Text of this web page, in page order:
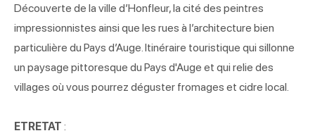
Découverte de la ville d’Honfleur, la cité des peintres
impressionnistes ainsi que les rues à l’architecture bien
particulière du Pays d’Auge. Itinéraire touristique qui sillonne
un paysage pittoresque du Pays d'Auge et qui relie des
villages où vous pourrez déguster fromages et cidre local.
ETRETAT :